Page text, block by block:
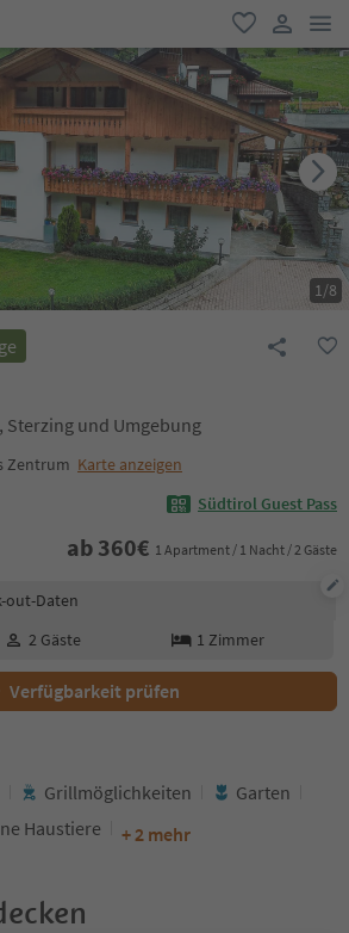
favorit
user link
1/8
Sterzing und Umgebung
Zentrum Karte anzeigen
Südtirol Guest Pass
ab 360€ 1 Apartment / 1 Nacht / 2 Gäste
out-Daten
2 Gäste 1 Zimmer
Verfügbarkeit prüfen
Grillmöglichkeiten
Garten
Haustiere + 2 mehr